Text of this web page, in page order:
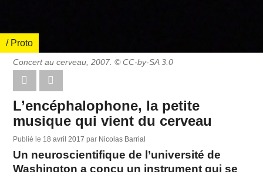
/ Proto
Concert au cerveau, 2007. © CC-by-SA 3.0
L’encéphalophone, la petite
musique qui vient du cerveau
Publié le 18 avril 2017par Nicolas Barrial
Un neuroscientifique de l’université de
Washington a conçu un instrument qui se